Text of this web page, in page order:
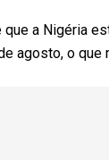
a Nigéria
agosto, o que